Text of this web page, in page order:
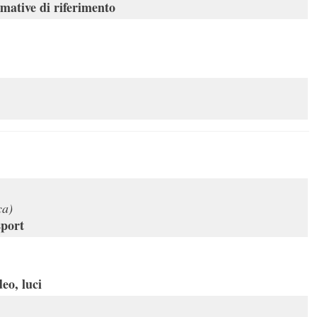
di riferimento
luci